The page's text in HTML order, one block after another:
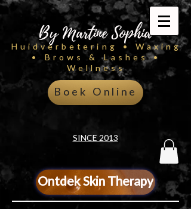
By Martine Sophia
Huidverbetering • Waxing
• Brows & Lashes •
Wellness
Boek Online
SINCE 2013
Ontdek Skin Therapy